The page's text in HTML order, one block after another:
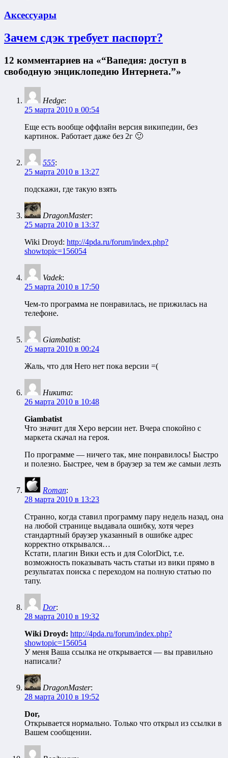
Аксессуары
Зачем сдэк требует паспорт?
12 комментариев на «“Вапедия: доступ в
свободную энциклопедию Интернета.”»
Hedge:
25 марта 2010 в 00:54
Еще есть вообще оффлайн версия википедии, без
картинок. Работает даже без 2г 🙂
555:
25 марта 2010 в 13:27
подскажи, где такую взять
DragonMaster:
25 марта 2010 в 13:37
Wiki Droyd: http://4pda.ru/forum/index.php?
showtopic=156054
Vadek:
25 марта 2010 в 17:50
Чем-то программа не понравилась, не прижилась на
телефоне.
Giambatist:
26 марта 2010 в 00:24
Жаль, что для Hero нет пока версии =(
Никита:
26 марта 2010 в 10:48
Giambatist
Что значит для Херо версии нет. Вчера спокойно с
маркета скачал на героя.
По программе — ничего так, мне понравилось! Быстро
и полезно. Быстрее, чем в браузер за тем же самыи лезть
Roman:
28 марта 2010 в 13:23
Странно, когда ставил программу пару недель назад, она
на любой странице выдавала ошибку, хотя через
стандартный браузер указанный в ошибке адрес
корректно открывался…
Кстати, плагин Вики есть и для ColorDict, т.е.
возможность показывать часть статьи из вики прямо в
результатах поиска с переходом на полную статью по
тапу.
Dor:
28 марта 2010 в 19:32
Wiki Droyd: http://4pda.ru/forum/index.php?
showtopic=156054
У меня Ваша ссылка не открывается — вы правильно
написали?
DragonMaster:
28 марта 2010 в 19:52
Dor,
Открывается нормально. Только что открыл из ссылки в
Вашем сообщении.